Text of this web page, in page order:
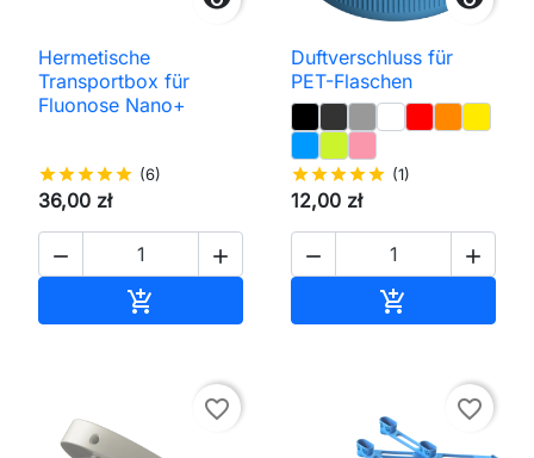
Hermetische
Transportbox für
Fluonose Nano+
starstarstarstarstar (6)
36,00 zł
 

Duftverschluss für
PET-Flaschen
starstarstarstarstar (1)
12,00 zł
 

favorite_border favorite_border